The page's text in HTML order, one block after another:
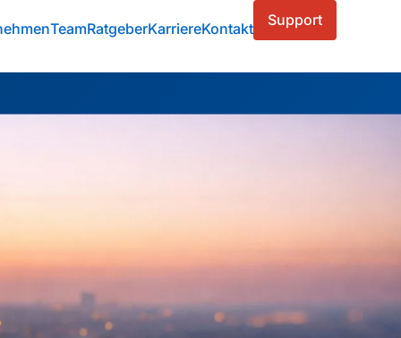
TeamRatgeberKarriereKontakt Support